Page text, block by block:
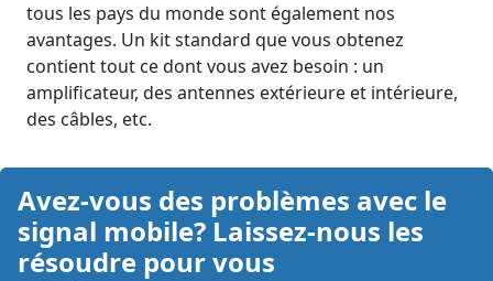
tous les pays du monde sont également nos
avantages. Un kit standard que vous obtenez
contient tout ce dont vous avez besoin : un
amplificateur, des antennes extérieure et intérieure,
des câbles, etc.
Avez-vous des problèmes avec le
signal mobile? Laissez-nous les
résoudre pour vous